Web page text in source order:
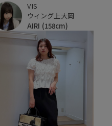
VIS
ウィング上大岡
AIRI (158cm)